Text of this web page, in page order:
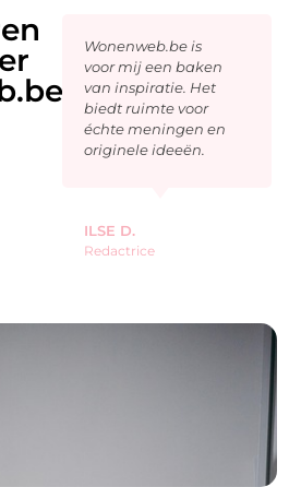
Wonenweb.be is
voor mij een baken
van inspiratie. Het
biedt ruimte voor
échte meningen en
originele ideeën.
ILSE D.
Redactrice